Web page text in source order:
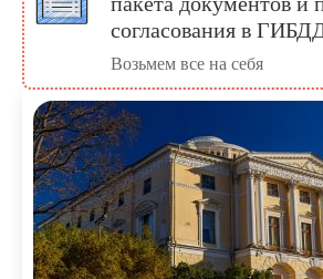
согласования в
Возьмем все на себя